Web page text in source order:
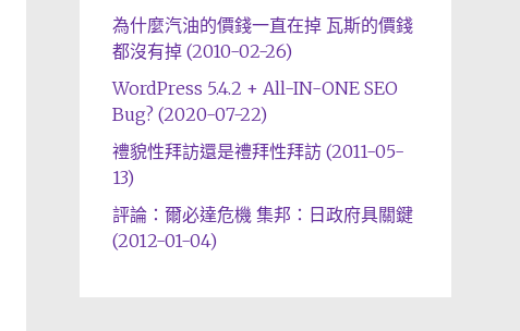
為什麼汽油的價錢一直在掉 瓦斯的價錢
都沒有掉 (2010-02-26)
WordPress 5.4.2 + All-IN-ONE SEO
Bug? (2020-07-22)
禮貌性拜訪還是禮拜性拜訪 (2011-05-
13)
評論：爾必達危機 集邦：日政府具關鍵
(2012-01-04)